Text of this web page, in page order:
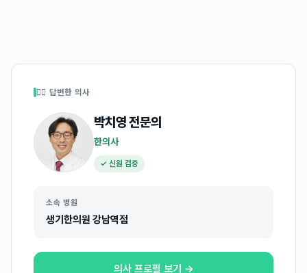
👩‍⚕️ 답변한 의사
박치영전문의
한의사
✓ 신원 검증
소속 병원
생기한의원 강남역점
의사 프로필 보기 →